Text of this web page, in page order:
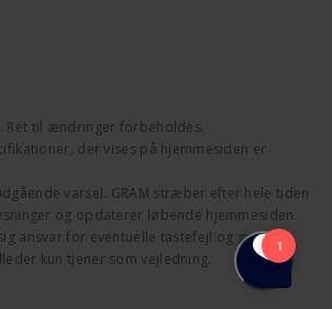
Ret til ændringer forbeholdes.
der vises på hjemmesiden er
varsel. GRAM stræber efter hele tiden
og opdaterer løbende hjemmesiden.
ansvar for eventuelle tastefejl og gør
kun tjener som vejledning.